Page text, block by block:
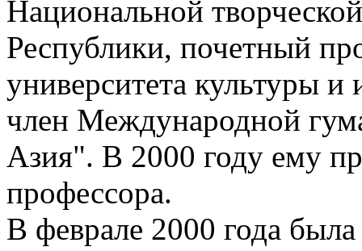
Национальной
Республики, почетный
университета культуры и
член Международной
Азия". В 2000 году ему
профессора.
В феврале 2000 года